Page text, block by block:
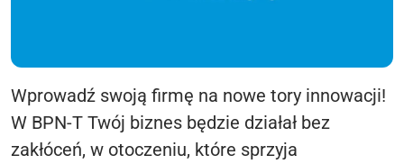
Wprowadź swoją firmę na nowe tory innowacji!
W BPN-T Twój biznes będzie działał bez
zakłóceń, w otoczeniu, które sprzyja